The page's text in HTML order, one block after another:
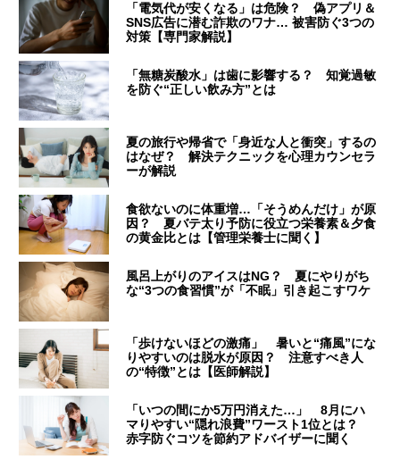
「電気代が安くなる」は危険？ 偽アプリ＆
SNS広告に潜む詐欺のワナ… 被害防ぐ3つの
対策【専門家解説】
「無糖炭酸水」は歯に影響する？ 知覚過敏
を防ぐ“正しい飲み方”とは
夏の旅行や帰省で「身近な人と衝突」するの
はなぜ？ 解決テクニックを心理カウンセラ
ーが解説
食欲ないのに体重増…「そうめんだけ」が原
因？ 夏バテ太り予防に役立つ栄養素＆夕食
の黄金比とは【管理栄養士に聞く】
風呂上がりのアイスはNG？ 夏にやりがち
な“3つの食習慣”が「不眠」引き起こすワケ
「歩けないほどの激痛」 暑いと“痛風”にな
りやすいのは脱水が原因？ 注意すべき人
の“特徴”とは【医師解説】
「いつの間にか5万円消えた…」 8月にハ
マりやすい“隠れ浪費”ワースト1位とは？
赤字防ぐコツを節約アドバイザーに聞く